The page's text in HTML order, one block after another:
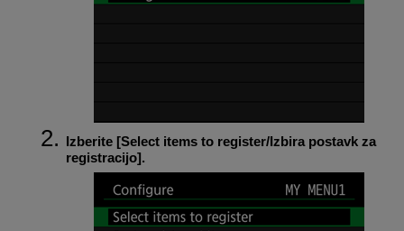
Izberite [Select items to register/Izbira postavk za
registracijo].